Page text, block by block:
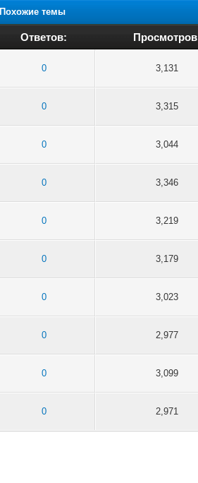
Похожие темы
Ответов:
0 3,131
0 3,315
0 3,044
0 3,346
0 3,219
0 3,179
0 3,023
0 2,977
0 3,099
0 2,971